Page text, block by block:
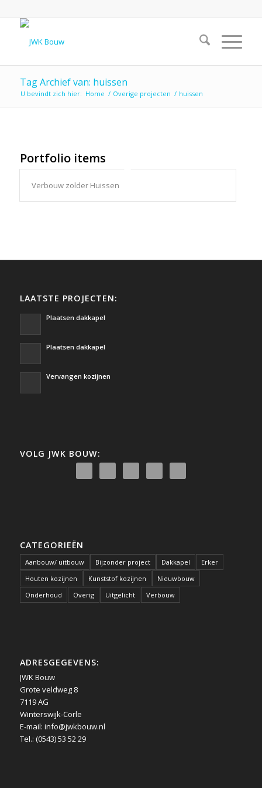
Tag Archief van: huissen
U bevindt zich hier: Home / Overige projecten / huissen
Portfolio items
Verbouw zolder Huissen
LAATSTE PROJECTEN:
Plaatsen dakkapel
Plaatsen dakkapel
Vervangen kozijnen
VOLG JWK BOUW:
CATEGORIEËN
Aanbouw/ uitbouw Bijzonder project Dakkapel
Erker
Houten kozijnen
Kunststof kozijnen
Nieuwbouw
Onderhoud
Overig Uitgelicht Verbouw
ADRESGEGEVENS:
JWK Bouw
Grote veldweg 8
7119 AG
Winterswijk-Corle
E-mail: info@jwkbouw.nl
Tel.: (0543) 53 52 29